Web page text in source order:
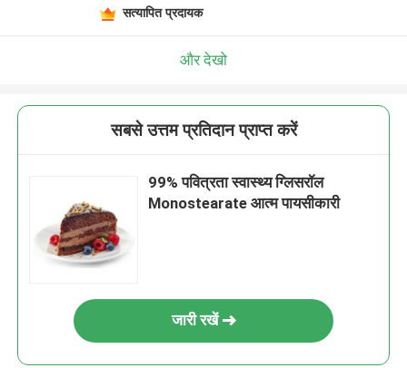
सत्यापित प्रदायक
और देखो
सबसे उत्तम प्रतिदान प्राप्त करें
99% पवित्रता स्वास्थ्य ग्लिसरॉल
Monostearate आत्म पायसीकारी
जारी रखें